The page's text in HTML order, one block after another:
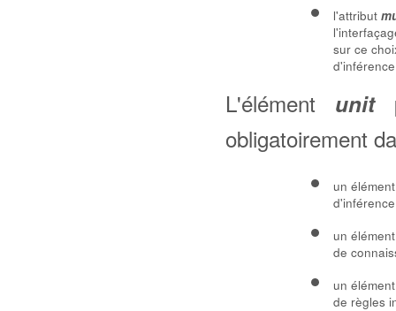
l'attribut
sur ce
L'élément unit
obligatoirement
un
un
de
un
de règles